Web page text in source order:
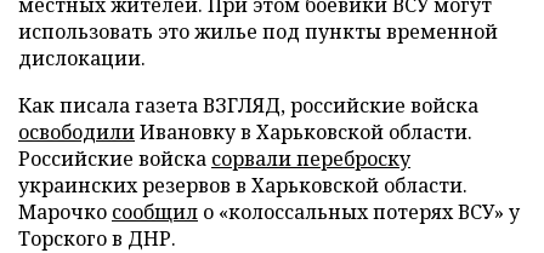
использовать это жилье под пункты временной
дислокации.
Как писала газета ВЗГЛЯД, российские войска
освободилиИвановку в Харьковской области.
Российские войска сорвали переброску
украинских резервов в Харьковской области.
Марочко сообщил о «колоссальных потерях ВСУ» у
Торского в ДНР.